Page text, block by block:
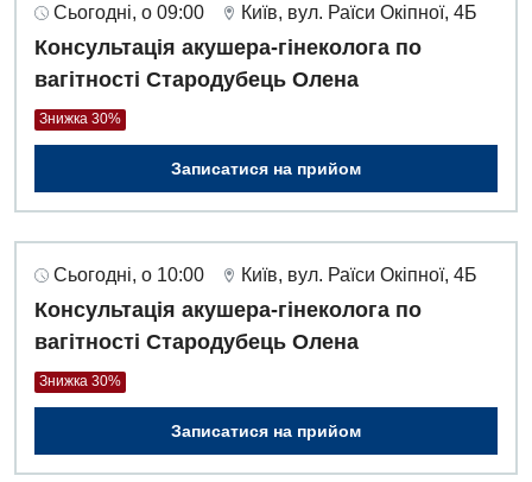
Сьогодні, о 09:00 Київ, вул. Раїси Окіпної, 4Б
Консультація акушера-гінеколога по
вагітності Стародубець Олена
Знижка 30%
Записатися на прийом
Сьогодні, о 10:00 Київ, вул. Раїси Окіпної, 4Б
Консультація акушера-гінеколога по
вагітності Стародубець Олена
Знижка 30%
Записатися на прийом